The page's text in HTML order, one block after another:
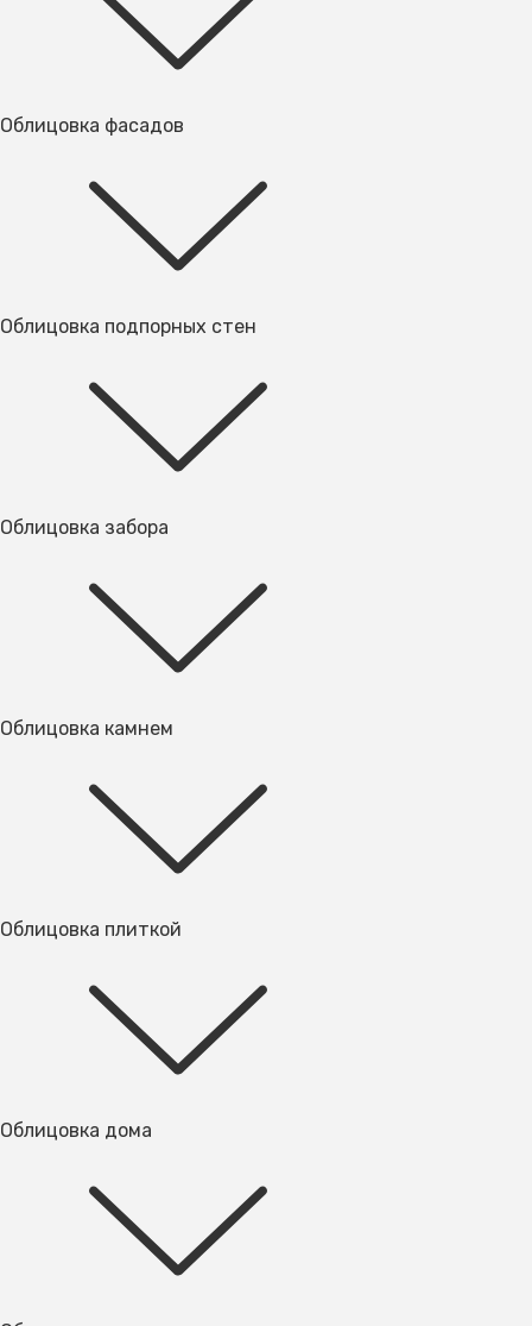
Облицовка фасадов
Облицовка подпорных стен
Облицовка забора
Облицовка камнем
Облицовка плиткой
Облицовка дома